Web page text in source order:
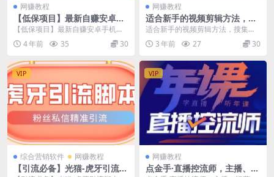
网赚教程
【低保项目】最新自赚安卓手
机阅读挂机项目，支持70+个
【低保项目】最新自赚安卓手机阅
读挂机项目，支持70+个平台，一
键自动挂机 自赚免...
4 年前 35 30
网赚教程
适合新手的视频剪辑方法，搜
集图片制作猜谜游戏Youtube
适合新手的视频剪辑方法，搜集图
片制作猜谜游戏Youtube视频月入
过万美元 制作...
3 年前 27 30
VIP
综合营销软件 网赚教程
【引流必备】光猫-虎牙引流脚
VIP
网赚教程
点金手·直播控流师，主播、运